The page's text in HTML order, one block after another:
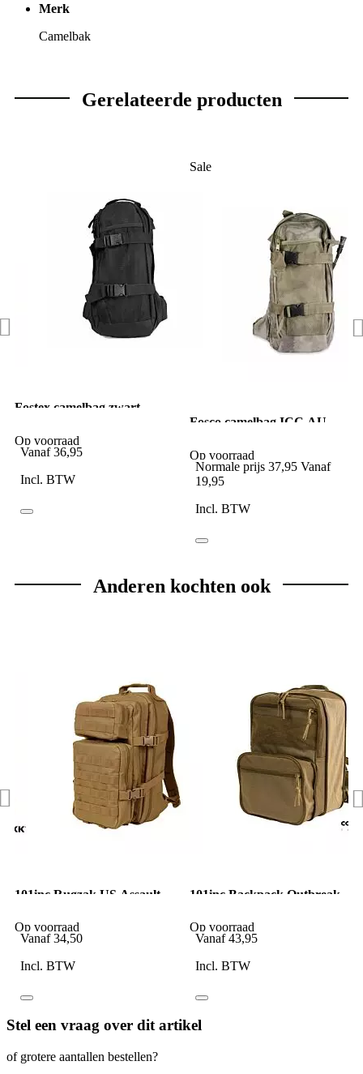
Merk
Camelbak
Gerelateerde producten
Fostex camelbag zwart
Op voorraad
Vanaf 36,95
Incl. BTW
Sale
Fosco camelbag ICC AU
Op voorraad
Normale prijs 37,95 Vanaf
19,95
Incl. BTW
Anderen kochten ook
101inc Rugzak US Assault
Op voorraad
Vanaf 34,50
Incl. BTW
101inc Backpack Outbreak
Op voorraad
Vanaf 43,95
Incl. BTW
Stel een vraag over dit artikel
of grotere aantallen bestellen?